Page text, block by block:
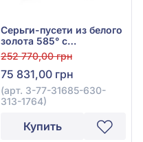
Серьги-пусети из белого
золота 585° с
бриллиантом 0,62ct,
топазом Swiss Blue 1,27ct
и аметистом 5,44ct, арт.
3-77-31685-630-313-
1764
252 770,00 грн
75 831,00 грн
(арт. 3-77-31685-630-
313-1764)
Купить